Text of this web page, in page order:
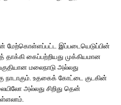
மேற்கொள்ளப்பட்ட இப்படையெடுப்பின்
கைப்பற்றியது முக்கியமான
மலைநாடு அல்லது
நாடாகும். உதகைக் கோட்டை குடகின்
அல்லது சிறிது தென்